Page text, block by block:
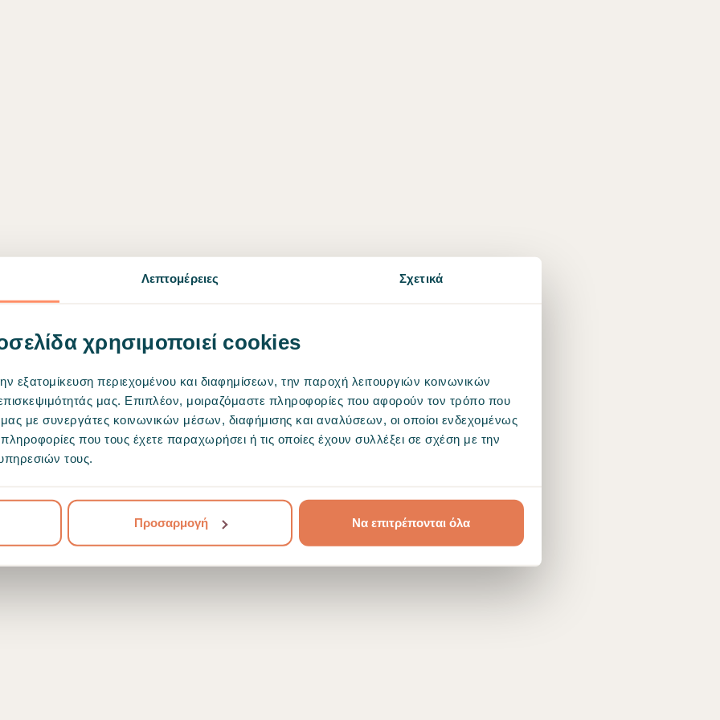
Λεπτομέρειες Σχετικά
χρησιμοποιεί cookies
εξατομίκευση περιεχομένου και διαφημίσεων, την παροχή λειτουργιών κοινωνικών
μας. Επιπλέον, μοιραζόμαστε πληροφορίες που αφορούν τον τρόπο που
μας με συνεργάτες κοινωνικών μέσων, διαφήμισης και αναλύσεων, οι οποίοι ενδεχομένως
που τους έχετε παραχωρήσει ή τις οποίες έχουν συλλέξει σε σχέση με την
τους.
Προσαρμογή Να επιτρέπονται όλα
Η σελίδα δεν βρέθηκε